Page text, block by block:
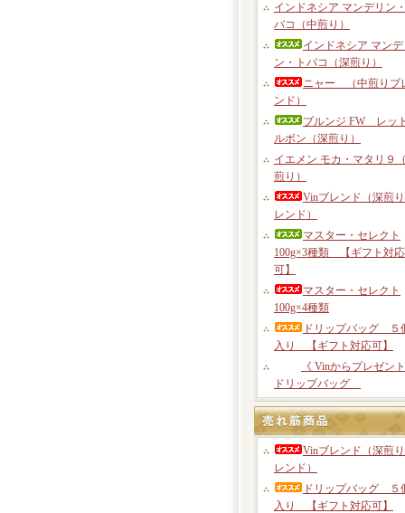
インドネシア マンデリン
バコ（中煎り）
インドネシア マンデ
ン・トバコ（深煎り）
ニャー （中煎りブ
ンド）
ブルンジ FW レッ
ルボン（深煎り）
イエメン モカ・マタリ９
煎り）
Vinブレンド（深煎
レンド）
マスター・セレクト
100g×3種類 【ギフト対応
可】
マスター・セレクト
100g×4種類
ドリップバッグ ５
入り 【ギフト対応可】
《 Vinからプレゼント
ドリップバッグ
Vinブレンド（深煎
レンド）
ドリップバッグ ５
入り 【ギフト対応可】